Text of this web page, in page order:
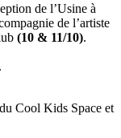
de l’Usine à
de l’artiste
(10 & 11/10).
Cool Kids Space et